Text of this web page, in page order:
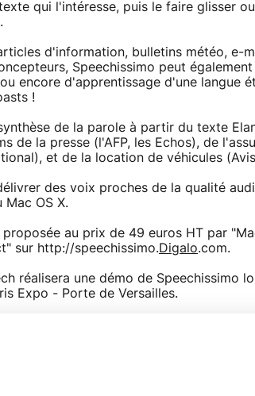
qui l'intéresse, puis le faire glisser
d'information, bulletins météo, e-
Speechissimo peut
encore d'apprentissage d'une langue
!
de la parole à partir du texte
de la presse (l'AFP, les Echos), de
et de la location de véhicules
des voix proches de la qualité
Mac OS X.
au prix de 49 euros HT par
sur http://speechissimo.Digalo.com.
réalisera une démo de Speechissimo
Expo - Porte de Versailles.